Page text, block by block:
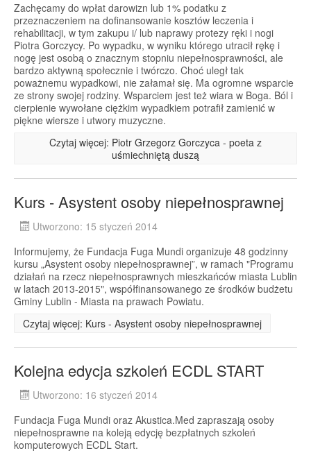
Zachęcamy do wpłat darowizn lub 1% podatku z
przeznaczeniem na dofinansowanie kosztów leczenia i
rehabilitacji, w tym zakupu i/ lub naprawy protezy ręki i nogi
Piotra Gorczycy. Po wypadku, w wyniku którego utracił rękę i
nogę jest osobą o znacznym stopniu niepełnosprawności, ale
bardzo aktywną społecznie i twórczo. Choć uległ tak
poważnemu wypadkowi, nie załamał się. Ma ogromne wsparcie
ze strony swojej rodziny. Wsparciem jest też wiara w Boga. Ból i
cierpienie wywołane ciężkim wypadkiem potrafił zamienić w
piękne wiersze i utwory muzyczne.
Czytaj więcej: Piotr Grzegorz Gorczyca - poeta z
uśmiechniętą duszą
Kurs - Asystent osoby niepełnosprawnej
Utworzono: 15 styczeń 2014
Informujemy, że Fundacja Fuga Mundi organizuje 48 godzinny
kursu „Asystent osoby niepełnosprawnej”, w ramach "Programu
działań na rzecz niepełnosprawnych mieszkańców miasta Lublin
w latach 2013-2015", współfinansowanego ze środków budżetu
Gminy Lublin - Miasta na prawach Powiatu.
Czytaj więcej: Kurs - Asystent osoby niepełnosprawnej
Kolejna edycja szkoleń ECDL START
Utworzono: 16 styczeń 2014
Fundacja Fuga Mundi oraz Akustica.Med zapraszają osoby
niepełnosprawne na koleją edycję bezpłatnych szkoleń
komputerowych ECDL Start.